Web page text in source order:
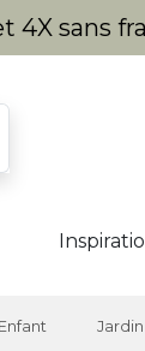
4X sans
Enfant Jardin